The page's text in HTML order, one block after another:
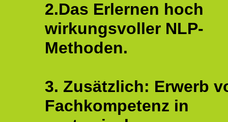
2.Das Erlernen hoch
wirkungsvoller NLP-
Methoden.
3. Zusätzlich: Erwerb
Fachkompetenz in